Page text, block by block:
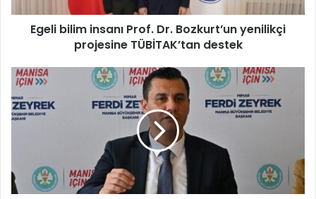
i
s
a
n
ı
f
Egeli bilim insanı Prof. Dr. Bozkurt’un yenilikçi
projesine TÜBİTAK’tan destek
B
a
s
ı
G
ü